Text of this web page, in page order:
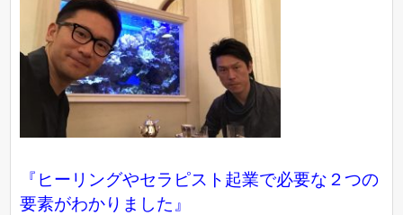
『ヒーリングやセラピスト起業で必要な２つの
要素がわかりました』